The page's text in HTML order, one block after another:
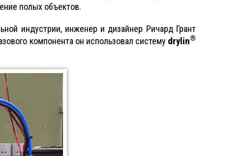
полых объектов.
индустрии, инженер и дизайнер Ричард Грант
компонента он использовал систему drylin®